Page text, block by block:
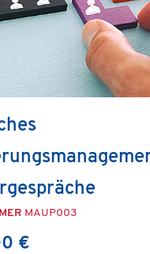
MAUP003
€